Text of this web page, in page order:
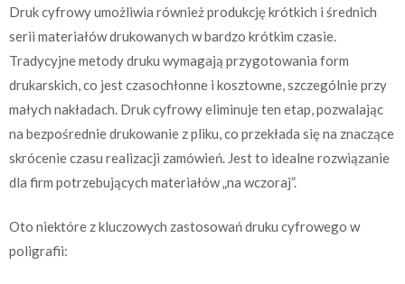
Druk cyfrowy umożliwia również produkcję krótkich i średnich
serii materiałów drukowanych w bardzo krótkim czasie.
Tradycyjne metody druku wymagają przygotowania form
drukarskich, co jest czasochłonne i kosztowne, szczególnie przy
małych nakładach. Druk cyfrowy eliminuje ten etap, pozwalając
na bezpośrednie drukowanie z pliku, co przekłada się na znaczące
skrócenie czasu realizacji zamówień. Jest to idealne rozwiązanie
dla firm potrzebujących materiałów „na wczoraj”.
Oto niektóre z kluczowych zastosowań druku cyfrowego w
poligrafii: